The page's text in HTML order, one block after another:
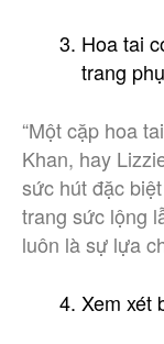
Hoa tai
trang
“Một cặp hoa
Khan, hay
sức hút đặc
trang sức lộng
luôn là sự lựa
Xem xét